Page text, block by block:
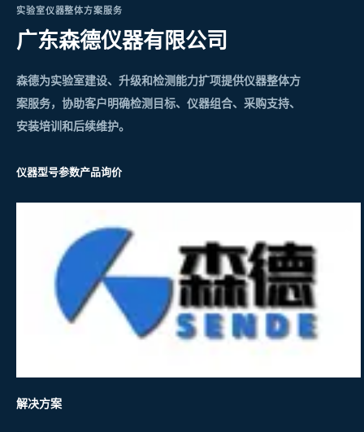
实验室仪器整体方案服务
广东森德仪器有限公司
森德为实验室建设、升级和检测能力扩项提供仪器整体方
案服务，协助客户明确检测目标、仪器组合、采购支持、
安装培训和后续维护。
仪器型号参数产品询价
解决方案